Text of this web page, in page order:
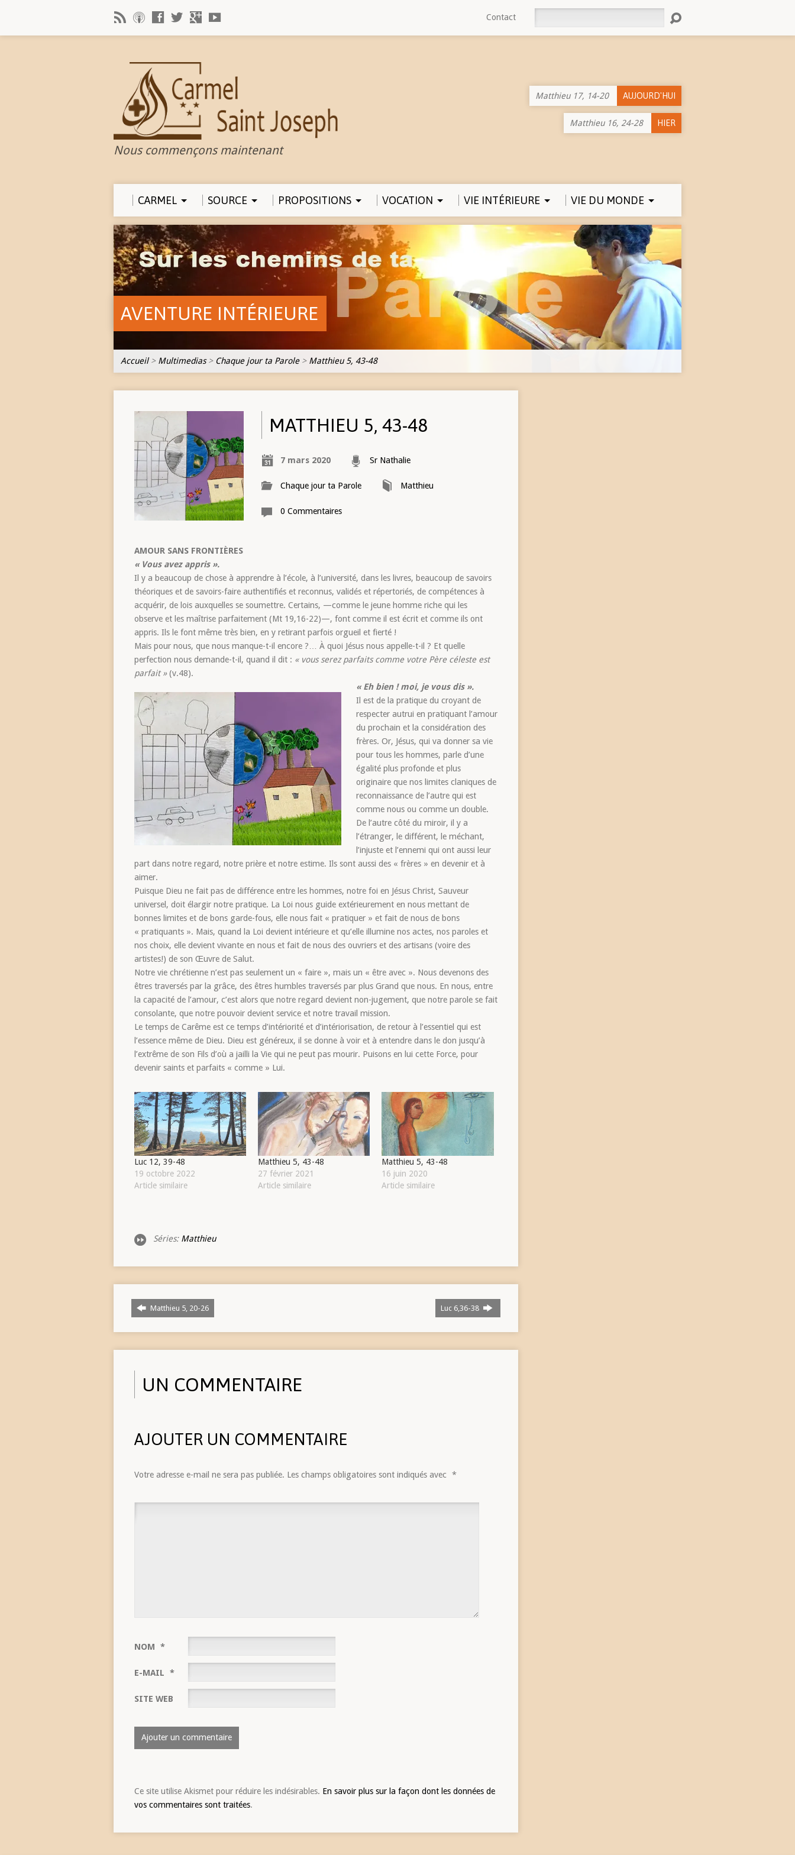
Contact
Nous commençons maintenant
Matthieu 17, 14-20 AUJOURD'HUI
Matthieu 16, 24-28 HIER
CARMEL SOURCE PROPOSITIONS VOCATION VIE INTÉRIEURE VIE DU MONDE
AVENTURE INTÉRIEURE
Accueil> Multimedias> Chaque jour ta Parole> Matthieu 5, 43-48
MATTHIEU 5, 43-48
7 mars 2020 Sr Nathalie
Chaque jour ta Parole Matthieu
0 Commentaires
AMOUR SANS FRONTIÈRES
« Vous avez appris ».
Il y a beaucoup de chose à apprendre à l’école, à l’université, dans les livres, beaucoup de savoirs
théoriques et de savoirs-faire authentifiés et reconnus, validés et répertoriés, de compétences à
acquérir, de lois auxquelles se soumettre. Certains, —comme le jeune homme riche qui les
observe et les maîtrise parfaitement (Mt 19,16-22)—, font comme il est écrit et comme ils ont
appris. Ils le font même très bien, en y retirant parfois orgueil et fierté !
Mais pour nous, que nous manque-t-il encore ?… À quoi Jésus nous appelle-t-il ? Et quelle
perfection nous demande-t-il, quand il dit : « vous serez parfaits comme votre Père céleste est
parfait »(v.48).
« Eh bien ! moi, je vous dis ».
Il est de la pratique du croyant de
respecter autrui en pratiquant l’amour
du prochain et la considération des
frères. Or, Jésus, qui va donner sa vie
pour tous les hommes, parle d’une
égalité plus profonde et plus
originaire que nos limites claniques de
reconnaissance de l’autre qui est
comme nous ou comme un double.
De l’autre côté du miroir, il y a
l’étranger, le différent, le méchant,
l’injuste et l’ennemi qui ont aussi leur
part dans notre regard, notre prière et notre estime. Ils sont aussi des « frères » en devenir et à
aimer.
Puisque Dieu ne fait pas de différence entre les hommes, notre foi en Jésus Christ, Sauveur
universel, doit élargir notre pratique. La Loi nous guide extérieurement en nous mettant de
bonnes limites et de bons garde-fous, elle nous fait « pratiquer » et fait de nous de bons
« pratiquants ». Mais, quand la Loi devient intérieure et qu’elle illumine nos actes, nos paroles et
nos choix, elle devient vivante en nous et fait de nous des ouvriers et des artisans (voire des
artistes!) de son Œuvre de Salut.
Notre vie chrétienne n’est pas seulement un « faire », mais un « être avec ». Nous devenons des
êtres traversés par la grâce, des êtres humbles traversés par plus Grand que nous. En nous, entre
la capacité de l’amour, c’est alors que notre regard devient non-jugement, que notre parole se fait
consolante, que notre pouvoir devient service et notre travail mission.
Le temps de Carême est ce temps d’intériorité et d’intériorisation, de retour à l’essentiel qui est
l’essence même de Dieu. Dieu est généreux, il se donne à voir et à entendre dans le don jusqu’à
l’extrême de son Fils d’où a jailli la Vie qui ne peut pas mourir. Puisons en lui cette Force, pour
devenir saints et parfaits « comme » Lui.
Luc 12, 39-48
19 octobre 2022
Article similaire
Matthieu 5, 43-48
27 février 2021
Article similaire
Matthieu 5, 43-48
16 juin 2020
Article similaire
Séries: Matthieu
Matthieu 5, 20-26 Luc 6,36-38
UN COMMENTAIRE
AJOUTER UN COMMENTAIRE
Votre adresse e-mail ne sera pas publiée. Les champs obligatoires sont indiqués avec *
NOM *
E-MAIL *
SITE WEB
Ce site utilise Akismet pour réduire les indésirables. En savoir plus sur la façon dont les données de
vos commentaires sont traitées.